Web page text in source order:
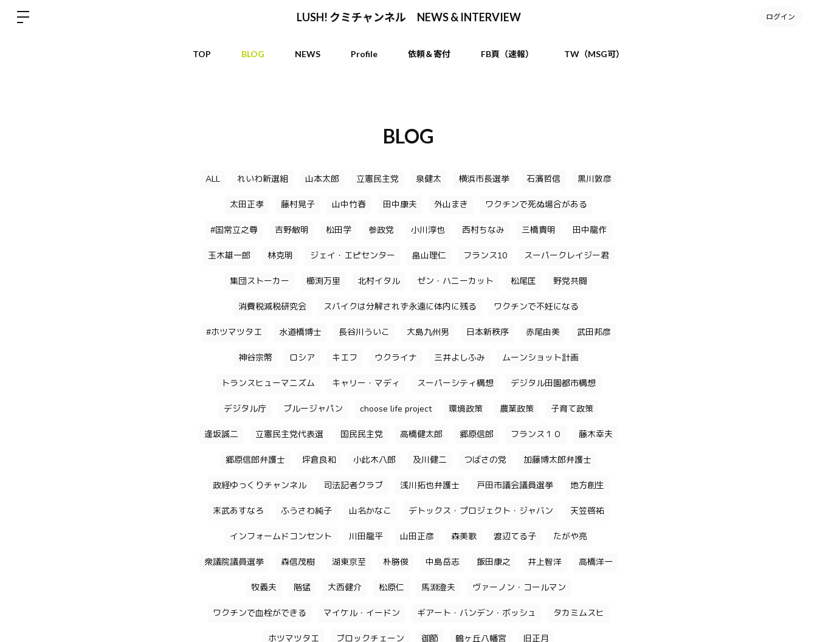
LUSH! クミチャンネル NEWS & INTERVIEW ログイン
TOP BLOG NEWS Profile 依頼＆寄付 FB頁（速報） TW（MSG可）
BLOG
ALL れいわ新選組 山本太郎 立憲民主党 泉健太 横浜市長選挙 石濱哲信 黒川敦彦
太田正孝 藤村晃子 山中竹春 田中康夫 外山まき ワクチンで死ぬ場合がある
#国常立之尊 吉野敏明 松田学 参政党 小川淳也 西村ちなみ 三橋貴明 田中龍作
玉木雄一郎 林克明 ジェイ・エピセンター 畠山理仁 フランス10 スーパークレイジー君
集団ストーカー 櫛渕万里 北村イタル ゼン・ハニーカット 松尾匡 野党共闘
消費税減税研究会 スパイクは分解されず永遠に体内に残る ワクチンで不妊になる
#ホツマツタエ 水道橋博士 長谷川ういこ 大島九州男 日本新秩序 赤尾由美 武田邦彦
神谷宗幣 ロシア キエフ ウクライナ 三井よしふみ ムーンショット計画
トランスヒューマニズム キャリー・マディ スーパーシティ構想 デジタル田園都市構想
デジタル庁 ブルージャパン choose life project 環境政策 農業政策 子育て政策
逢坂誠二 立憲民主党代表選 国民民主党 高橋健太郎 郷原信郎 フランス１０ 藤木幸夫
郷原信郎弁護士 坪倉良和 小此木八郎 及川健二 つばさの党 加藤博太郎弁護士
政経ゆっくりチャンネル 司法記者クラブ 浅川拓也弁護士 戸田市議会議員選挙 地方創生
末武あすなろ ふうさわ純子 山名かなこ デトックス・プロジェクト・ジャバン 天笠啓祐
インフォームドコンセント 川田龍平 山田正彦 森美歌 渡辺てる子 たがや亮
衆議院議員選挙 森信茂樹 湖東京至 朴勝俊 中島岳志 飯田康之 井上智洋 高橋洋一
牧義夫 階猛 大西健介 松原仁 馬淵澄夫 ヴァーノン・コールマン
ワクチンで血栓ができる マイケル・イードン ギアート・バンデン・ボッシュ タカミムスヒ
ホツマツタエ ブロックチェーン 御節 鶴ヶ丘八幡宮 旧正月